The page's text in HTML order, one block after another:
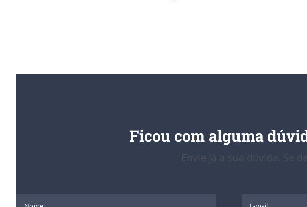
Ficou com alguma
Envie já a sua dúvida. Se